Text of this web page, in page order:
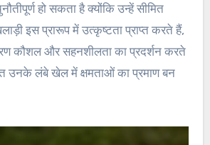
हो सकता है क्योंकि उन्हें सीमित
इस प्रारूप में उत्कृष्टता प्राप्त करते हैं,
कौशल और सहनशीलता का प्रदर्शन करते
लंबे खेल में क्षमताओं का प्रमाण बन